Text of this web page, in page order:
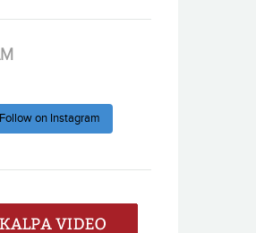
Follow on Instagram